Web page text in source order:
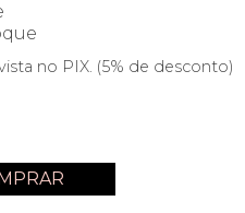
no PIX. (5% de desconto)